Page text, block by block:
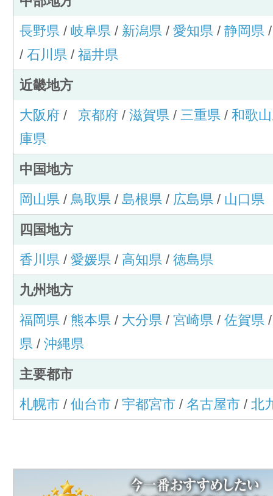
長野県/ 岐阜県/ 新潟県/ 愛知県/ 静岡県
/ 石川県/ 福井県
近畿地方
大阪府 / 京都府 / 滋賀県/ 三重県/ 和歌
庫県
中国地方
岡山県/ 鳥取県/ 島根県/ 広島県/ 山口県
四国地方
香川県/ 愛媛県/ 高知県/ 徳島県
九州地方
福岡県/ 熊本県/ 大分県/ 宮崎県/ 佐賀県
県/ 沖縄県
主要都市
札幌市 / 仙台市 / 宇都宮市 / 名古屋市 / 北